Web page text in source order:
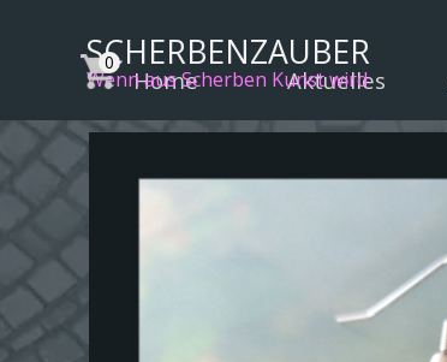
SCHERBENZAUBER
Wenn aus Scherben Kunst wird
Home Aktuelles